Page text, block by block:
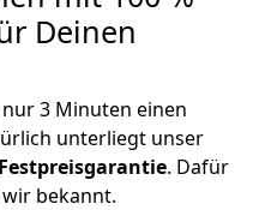
Deinen
3 Minuten einen
unterliegt unser
. Dafür
bekannt.